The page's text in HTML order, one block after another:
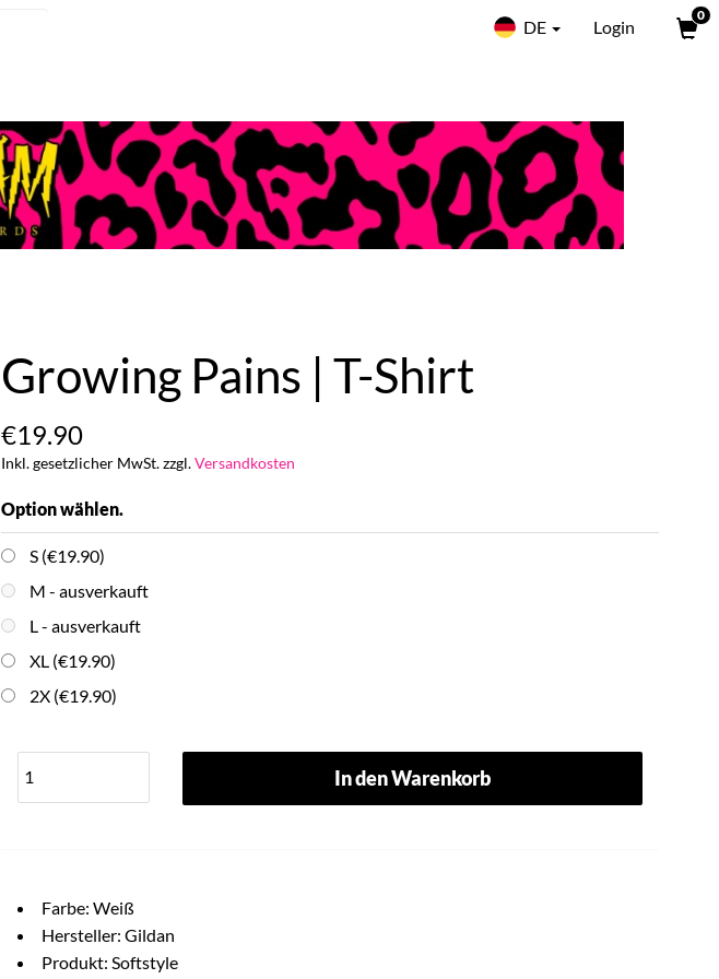
DE Login
0
Growing Pains | T-Shirt
€19.90
Inkl. gesetzlicher MwSt. zzgl.Versandkosten
Option wählen.
S (€19.90)
M - ausverkauft
L- ausverkauft
XL (€19.90)
2X (€19.90)
In den Warenkorb
Farbe: Weiß
Hersteller: Gildan
Produkt: Softstyle